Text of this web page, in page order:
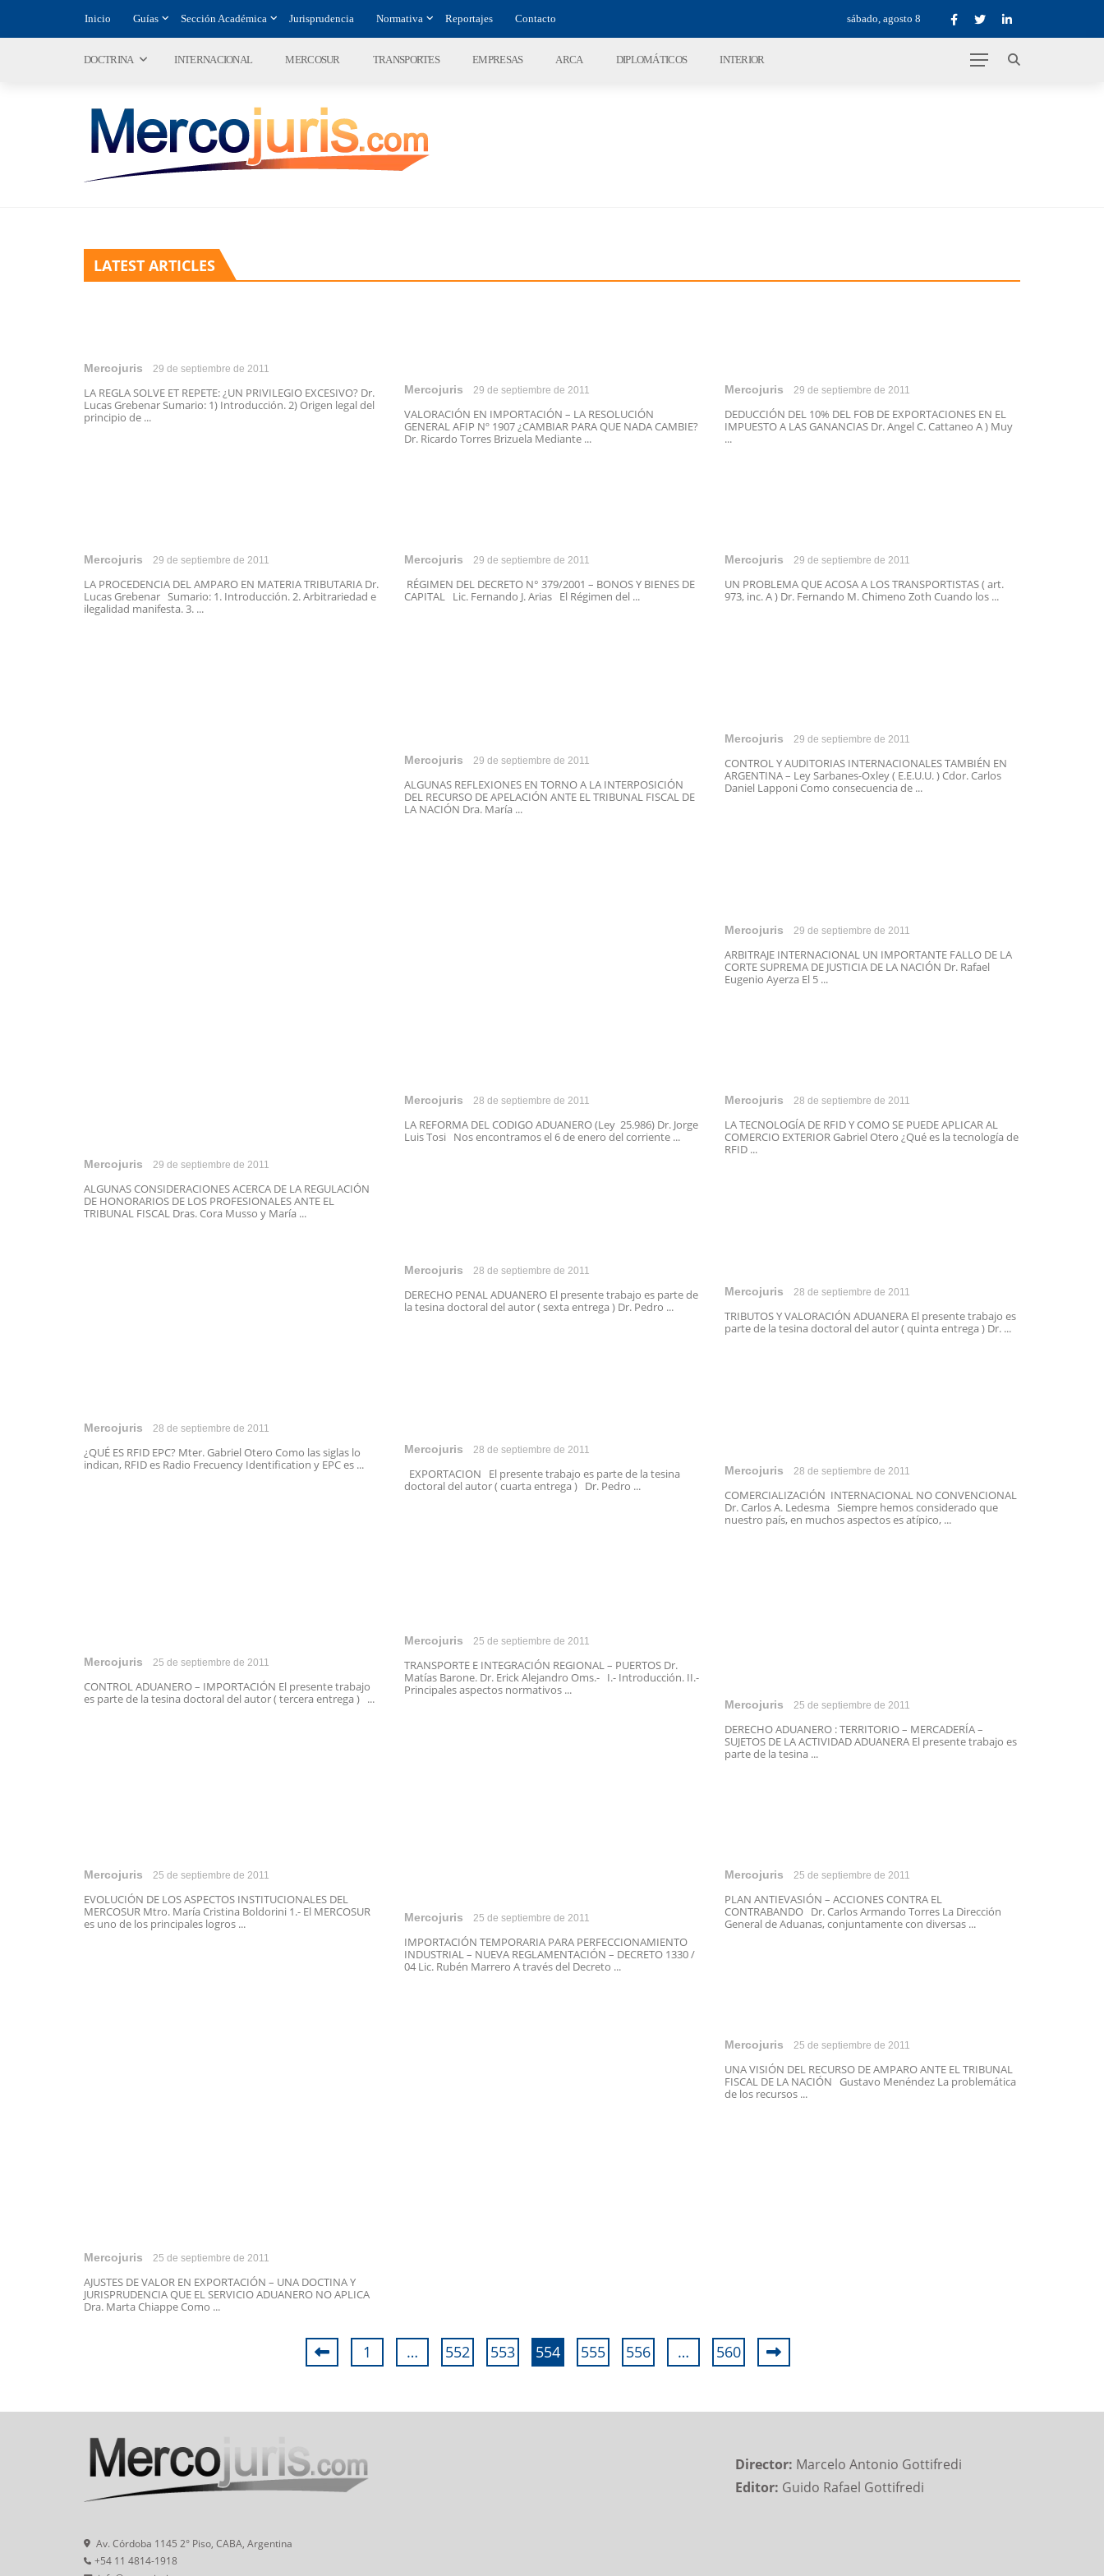
Inicio Guías Sección Académica Jurisprudencia Normativa Reportajes Contacto sábado, agosto 8
DOCTRINA INTERNACIONAL MERCOSUR TRANSPORTES EMPRESAS ARCA DIPLOMÁTICOS INTERIOR
LATEST ARTICLES
Mercojuris 29 de septiembre de 2011
LA REGLA SOLVE ET REPETE: ¿UN PRIVILEGIO EXCESIVO? Dr.
Lucas Grebenar Sumario: 1) Introducción. 2) Origen legal del
principio de ...
Mercojuris 29 de septiembre de 2011
VALORACIÓN EN IMPORTACIÓN – LA RESOLUCIÓN
GENERAL AFIP Nº 1907 ¿CAMBIAR PARA QUE NADA CAMBIE?
Dr. Ricardo Torres Brizuela Mediante ...
Mercojuris 29 de septiembre de 2011
DEDUCCIÓN DEL 10% DEL FOB DE EXPORTACIONES EN EL
IMPUESTO A LAS GANANCIAS Dr. Angel C. Cattaneo A ) Muy
...
Mercojuris 29 de septiembre de 2011
LA PROCEDENCIA DEL AMPARO EN MATERIA TRIBUTARIA Dr.
Lucas Grebenar Sumario: 1. Introducción. 2. Arbitrariedad e
ilegalidad manifesta. 3. ...
Mercojuris 29 de septiembre de 2011
RÉGIMEN DEL DECRETO N° 379/2001 – BONOS Y BIENES DE
CAPITAL Lic. Fernando J. Arias El Régimen del ...
Mercojuris 29 de septiembre de 2011
UN PROBLEMA QUE ACOSA A LOS TRANSPORTISTAS ( art.
973, inc. A ) Dr. Fernando M. Chimeno Zoth Cuando los ...
Mercojuris 29 de septiembre de 2011
ALGUNAS REFLEXIONES EN TORNO A LA INTERPOSICIÓN
DEL RECURSO DE APELACIÓN ANTE EL TRIBUNAL FISCAL DE
LA NACIÓN Dra. María ...
Mercojuris 29 de septiembre de 2011
CONTROL Y AUDITORIAS INTERNACIONALES TAMBIÉN EN
ARGENTINA – Ley Sarbanes-Oxley ( E.E.U.U. ) Cdor. Carlos
Daniel Lapponi Como consecuencia de ...
Mercojuris 29 de septiembre de 2011
ARBITRAJE INTERNACIONAL UN IMPORTANTE FALLO DE LA
CORTE SUPREMA DE JUSTICIA DE LA NACIÓN Dr. Rafael
Eugenio Ayerza El 5 ...
Mercojuris 29 de septiembre de 2011
ALGUNAS CONSIDERACIONES ACERCA DE LA REGULACIÓN
DE HONORARIOS DE LOS PROFESIONALES ANTE EL
TRIBUNAL FISCAL Dras. Cora Musso y María ...
Mercojuris 28 de septiembre de 2011
LA REFORMA DEL CODIGO ADUANERO (Ley 25.986) Dr. Jorge
Luis Tosi Nos encontramos el 6 de enero del corriente ...
Mercojuris 28 de septiembre de 2011
LA TECNOLOGÍA DE RFID Y COMO SE PUEDE APLICAR AL
COMERCIO EXTERIOR Gabriel Otero ¿Qué es la tecnología de
RFID ...
Mercojuris 28 de septiembre de 2011
DERECHO PENAL ADUANERO El presente trabajo es parte de
la tesina doctoral del autor ( sexta entrega ) Dr. Pedro ...
Mercojuris 28 de septiembre de 2011
TRIBUTOS Y VALORACIÓN ADUANERA El presente trabajo es
parte de la tesina doctoral del autor ( quinta entrega ) Dr. ...
Mercojuris 28 de septiembre de 2011
¿QUÉ ES RFID EPC? Mter. Gabriel Otero Como las siglas lo
indican, RFID es Radio Frecuency Identification y EPC es ...
Mercojuris 28 de septiembre de 2011
EXPORTACION El presente trabajo es parte de la tesina
doctoral del autor ( cuarta entrega ) Dr. Pedro ...
Mercojuris 28 de septiembre de 2011
COMERCIALIZACIÓN INTERNACIONAL NO CONVENCIONAL
Dr. Carlos A. Ledesma Siempre hemos considerado que
nuestro país, en muchos aspectos es atípico, ...
Mercojuris 25 de septiembre de 2011
CONTROL ADUANERO – IMPORTACIÓN El presente trabajo
es parte de la tesina doctoral del autor ( tercera entrega ) ...
Mercojuris 25 de septiembre de 2011
TRANSPORTE E INTEGRACIÓN REGIONAL – PUERTOS Dr.
Matías Barone. Dr. Erick Alejandro Oms.- I.- Introducción. II.-
Principales aspectos normativos ...
Mercojuris 25 de septiembre de 2011
DERECHO ADUANERO : TERRITORIO – MERCADERÍA –
SUJETOS DE LA ACTIVIDAD ADUANERA El presente trabajo es
parte de la tesina ...
Mercojuris 25 de septiembre de 2011
EVOLUCIÓN DE LOS ASPECTOS INSTITUCIONALES DEL
MERCOSUR Mtro. María Cristina Boldorini 1.- El MERCOSUR
es uno de los principales logros ...
Mercojuris 25 de septiembre de 2011
IMPORTACIÓN TEMPORARIA PARA PERFECCIONAMIENTO
INDUSTRIAL – NUEVA REGLAMENTACIÓN – DECRETO 1330 /
04 Lic. Rubén Marrero A través del Decreto ...
Mercojuris 25 de septiembre de 2011
PLAN ANTIEVASIÓN – ACCIONES CONTRA EL
CONTRABANDO Dr. Carlos Armando Torres La Dirección
General de Aduanas, conjuntamente con diversas ...
Mercojuris 25 de septiembre de 2011
UNA VISIÓN DEL RECURSO DE AMPARO ANTE EL TRIBUNAL
FISCAL DE LA NACIÓN Gustavo Menéndez La problemática
de los recursos ...
Mercojuris 25 de septiembre de 2011
AJUSTES DE VALOR EN EXPORTACIÓN – UNA DOCTINA Y
JURISPRUDENCIA QUE EL SERVICIO ADUANERO NO APLICA
Dra. Marta Chiappe Como ...
1 … 552 553 554 555 556 … 560
Av. Córdoba 1145 2° Piso, CABA, Argentina
+54 11 4814-1918
Director: Marcelo Antonio Gottifredi
Editor: Guido Rafael Gottifredi